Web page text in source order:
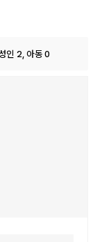
인 2, 아동 0